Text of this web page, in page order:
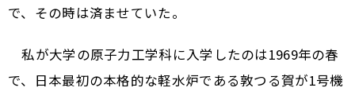
で、その時は済ませていた。
私が大学の原子力工学科に入学したのは1969年の春
で、日本最初の本格的な軽水炉である敦つる賀が1号機